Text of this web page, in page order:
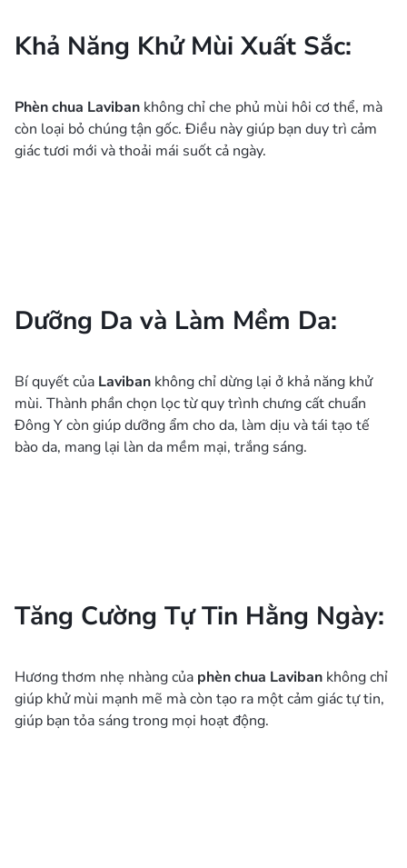
Khả Năng Khử Mùi Xuất Sắc:
Phèn chua Laviban không chỉ che phủ mùi hôi cơ thể, mà
còn loại bỏ chúng tận gốc. Điều này giúp bạn duy trì cảm
giác tươi mới và thoải mái suốt cả ngày.
Dưỡng Da và Làm Mềm Da:
Bí quyết của Laviban không chỉ dừng lại ở khả năng khử
mùi. Thành phần chọn lọc từ quy trình chưng cất chuẩn
Đông Y còn giúp dưỡng ẩm cho da, làm dịu và tái tạo tế
bào da, mang lại làn da mềm mại, trắng sáng.
Tăng Cường Tự Tin Hằng Ngày:
Hương thơm nhẹ nhàng của phèn chua Laviban không chỉ
giúp khử mùi mạnh mẽ mà còn tạo ra một cảm giác tự tin,
giúp bạn tỏa sáng trong mọi hoạt động.